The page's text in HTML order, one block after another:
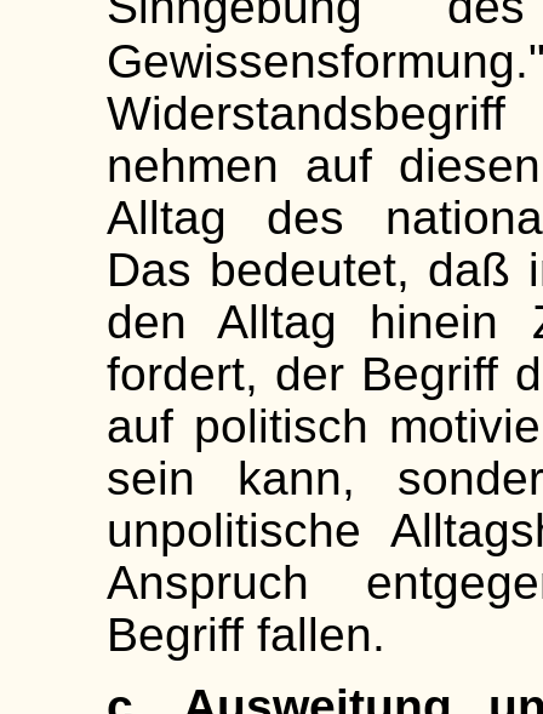
nehmen auf
Alltag des
Das bedeutet, daß
den Alltag hinein
fordert, der Begriff
auf politisch
sein kann,
unpolitische
Anspruch
Begriff fallen.